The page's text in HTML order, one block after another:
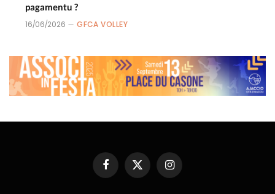
pagamentu ?
16/06/2026 GFCA VOLLEY
FacebookX
(Twitter)
Instagram